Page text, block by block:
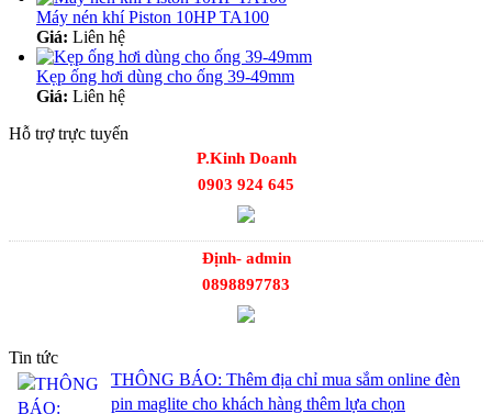
Máy nén khí Piston 10HP TA100
Giá: Liên hệ
Kẹp ống hơi dùng cho ống 39-49mm
Giá: Liên hệ
Hỗ trợ trực tuyến
P.Kinh Doanh
0903 924 645
Định- admin
0898897783
Tin tức
THÔNG BÁO: Thêm địa chỉ mua sắm online đèn
pin maglite cho khách hàng thêm lựa chọn